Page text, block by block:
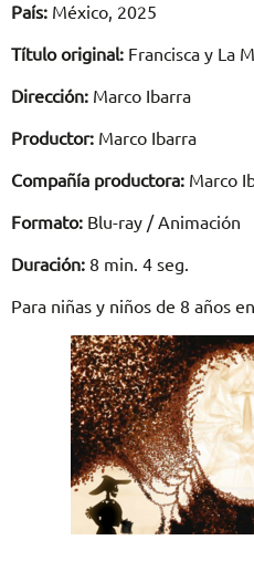
País: México, 2025
Título original: Francisca y La
Dirección: Marco Ibarra
Productor: Marco Ibarra
Compañía productora: Marco
Formato: Blu-ray / Animación
Duración: 8 min. 4 seg.
Para niñas y niños de 8 años